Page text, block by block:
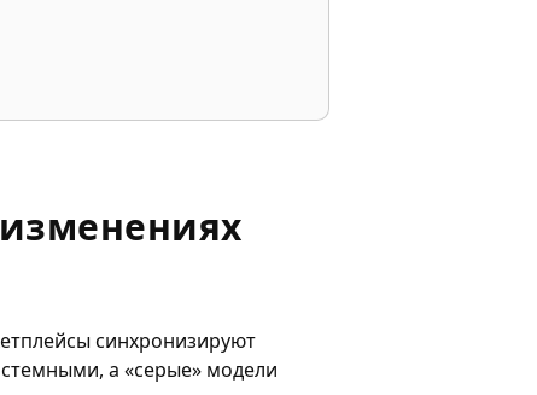
синхронизируют
а «серые» модели